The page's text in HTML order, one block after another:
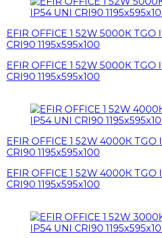
EFIR OFFICE 1 52W 5000К TGO
CRI90 1195x595x100
EFIR OFFICE 1 52W 5000К TGO
CRI90 1195x595x100
EFIR OFFICE 1 52W 4000К TGO
CRI90 1195x595x100
EFIR OFFICE 1 52W 4000К TGO
CRI90 1195x595x100